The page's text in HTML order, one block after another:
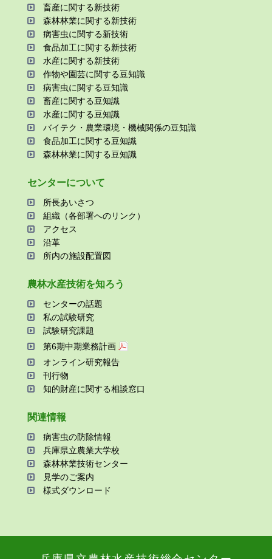
畜産に関する新技術
森林林業に関する新技術
病害⾍に関する新技術
⾷品加⼯に関する新技術
⽔産に関する新技術
作物や園芸に関する⾖知識
病害⾍に関する⾖知識
畜産に関する⾖知識
⽔産に関する⾖知識
バイテク・農業環境・機械関係の⾖知識
⾷品加⼯に関する⾖知識
森林林業に関する⾖知識
センターについて
所⻑あいさつ
組織（各部署へのリンク）
アクセス
沿⾰
所内の施設配置図
農林⽔産技術を知ろう
センターの話題
私の試験研究
試験研究課題
第6期中期業務計画
オンライン研究報告
刊⾏物
知的財産に関する相談窓⼝
関連情報
病害⾍の防除情報
兵庫県⽴農業⼤学校
森林林業技術センター
⾒学のご案内
様式ダウンロード